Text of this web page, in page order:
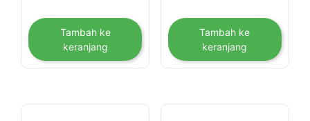
Tambah ke
keranjang
Tambah ke
keranjang